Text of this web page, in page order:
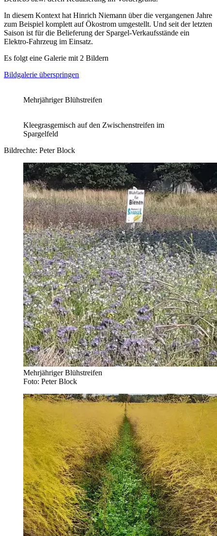
In diesem Kontext hat Hinrich Niemann über die vergangenen Jahre
zum Beispiel komplett auf Ökostrom umgestellt. Und seit der letzten
Saison ist für die Belieferung der Spargel-Verkaufsstände ein
Elektro-Fahrzeug im Einsatz.
Es folgt eine Galerie mit 2 Bildern
Bildgalerie überspringen
Mehrjähriger Blühstreifen
Kleegrasgemisch auf den Zwischenstreifen im
Spargelfeld
Bildrechte: Peter Block
Mehrjähriger Blühstreifen
Foto: Peter Block